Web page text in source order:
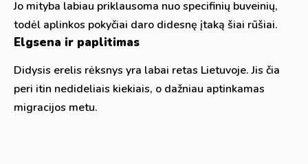
Jo mityba labiau priklausoma nuo specifinių buveinių,
todėl aplinkos pokyčiai daro didesnę įtaką šiai rūšiai.
Elgsena ir paplitimas
Didysis erelis rėksnys yra labai retas Lietuvoje. Jis čia
peri itin nedideliais kiekiais, o dažniau aptinkamas
migracijos metu.